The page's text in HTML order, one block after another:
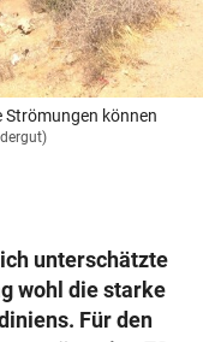
Strömungen können
unterschätzte
wohl die starke
Für den